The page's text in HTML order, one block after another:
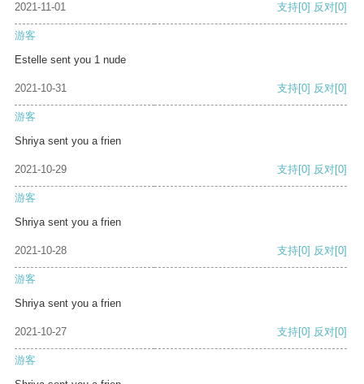
2021-11-01 支持[0] 反对[0]
游客
Estelle sent you 1 nude
2021-10-31 支持[0] 反对[0]
游客
Shriya sent you a frien
2021-10-29 支持[0] 反对[0]
游客
Shriya sent you a frien
2021-10-28 支持[0] 反对[0]
游客
Shriya sent you a frien
2021-10-27 支持[0] 反对[0]
游客